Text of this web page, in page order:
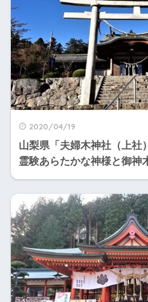
2020/04/19
山梨県「夫婦木神社（上社
霊験あらたかな神様と御神